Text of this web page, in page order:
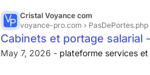
Cristal Voyance com
voyance-pro.com › PasDePortes.php
Cabinets et portage
May 7, 2026 - plateforme services